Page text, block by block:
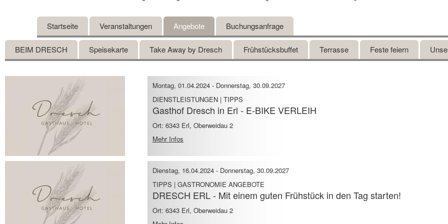
Startseite Veranstaltungen Angebote Buchungsanfrage
BEIM DRESCH Speisekarte Take Away by Dresch Frühstücksbuffet Terrasse Feste feiern
Montag, 01.04.2024 - Donnerstag, 30.09.2027
DIENSTLEISTUNGEN | TIPPS
Gasthof Dresch in Erl - E-BIKE VERLEIH
Ort: 6343 Erl, Oberweidau 2
Mehr Infos
Dienstag, 16.04.2024 - Donnerstag, 30.09.2027
TIPPS | GASTRONOMIE ANGEBOTE
DRESCH ERL - Mit einem guten Frühstück in den Tag starten!
Ort: 6343 Erl, Oberweidau 2